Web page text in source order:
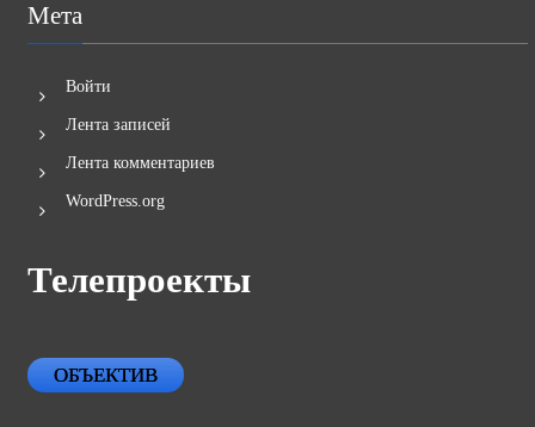
Мета
Войти
Лента записей
Лента комментариев
WordPress.org
Телепроекты
ОБЪЕКТИВ